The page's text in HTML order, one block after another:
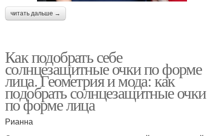
читать дальше →
Как подобрать себе
солнцезащитные очки по форме
лица. Геометрия и мода: как
подобрать солнцезащитные очки
по форме лица
Рианна